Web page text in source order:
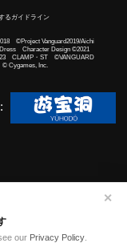
our Privacy Policy.
✕
るガイドライン
©Project Vanguard2019/Aichi
Character Design ©2021
CLAMP・ST ©VANGUARD
Cygames, Inc.